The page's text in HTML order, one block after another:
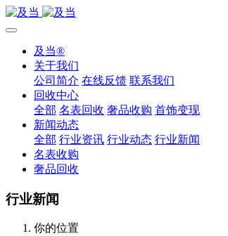
及当®
关于我们
公司简介 在线反馈 联系我们
回收中心
全部 名表回收 奢品收购 首饰变现
新闻动态
全部 行业资讯 行业动态 行业新闻
名表收购
奢品回收
行业新闻
你的位置